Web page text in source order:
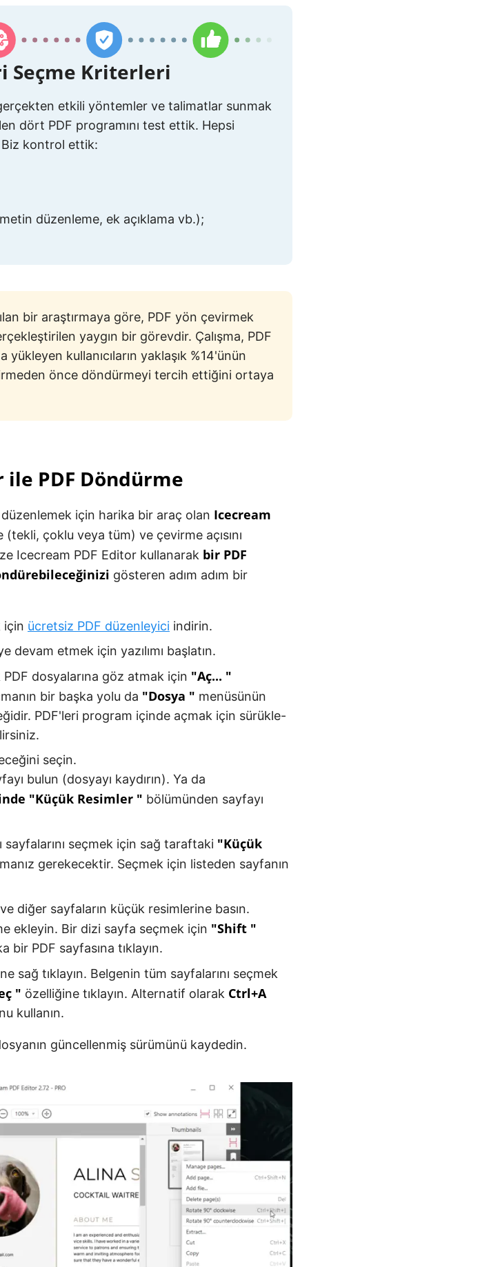
Seçme Kriterleri
etkili yöntemler ve talimatlar sunmak
dört PDF programını test ettik. Hepsi
kontrol ettik:
düzenleme, ek açıklama vb.);
bir araştırmaya göre, PDF yön çevirmek
yaygın bir görevdir. Çalışma, PDF
yükleyen kullanıcıların yaklaşık %14'ünün
önce döndürmeyi tercih ettiğini ortaya
ile PDF Döndürme
için harika bir araç olan Icecream
çoklu veya tüm) ve çevirme açısını
Icecream PDF Editor kullanarak bir PDF
gösteren adım adım bir
için ücretsiz PDF düzenleyici indirin.
devam etmek için yazılımı başlatın.
dosyalarına göz atmak için "Aç... "
bir başka yolu da "Dosya " menüsünün
PDF'leri program içinde açmak için sürükle-
seçin.
bulun (dosyayı kaydırın). Ya da
"Küçük Resimler " bölümünden sayfayı
sayfalarını seçmek için sağ taraftaki "Küçük
gerekecektir. Seçmek için listeden sayfanın
diğer sayfaların küçük resimlerine basın.
ekleyin. Bir dizi sayfa seçmek için "Shift "
bir PDF sayfasına tıklayın.
sağ tıklayın. Belgenin tüm sayfalarını seçmek
" özelliğine tıklayın. Alternatif olarak Ctrl+A
kullanın.
güncellenmiş sürümünü kaydedin.